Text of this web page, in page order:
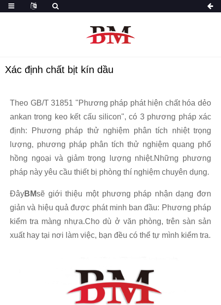
Xác định chất bịt kín dầu
Theo GB/T 31851 "Phương pháp phát hiện chất hóa dẻo
ankan trong keo kết cấu silicon", có 3 phương pháp xác
định: Phương pháp thử nghiệm phân tích nhiệt trọng
lượng, phương pháp phân tích thử nghiệm quang phổ
hồng ngoại và giảm trọng lượng nhiệt.Những phương
pháp này yêu cầu thiết bị phòng thí nghiệm chuyên dụng.
ĐâyBMsẽ giới thiệu một phương pháp nhận dạng đơn
giản và hiệu quả được phát minh ban đầu: Phương pháp
kiểm tra màng nhựa.Cho dù ở văn phòng, trên sàn sản
xuất hay tại nơi làm việc, bạn đều có thể tự mình kiểm tra.